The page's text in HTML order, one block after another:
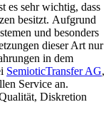
es sehr wichtig, dass
besitzt. Aufgrund
und besonders
dieser Art nur
in dem
SemioticTransfer AG,
Service an.
Diskretion